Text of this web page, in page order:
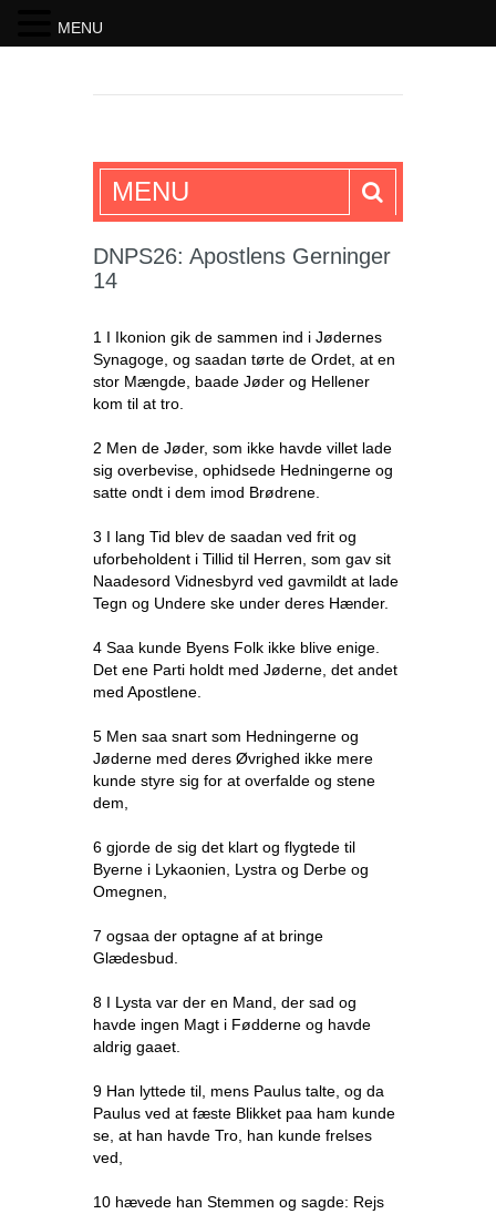
SKRIFTEN
MENU
DNPS26: Apostlens Gerninger
14
1 I Ikonion gik de sammen ind i Jødernes
Synagoge, og saadan tørte de Ordet, at en
stor Mængde, baade Jøder og Hellener
kom til at tro.
2 Men de Jøder, som ikke havde villet lade
sig overbevise, ophidsede Hedningerne og
satte ondt i dem imod Brødrene.
3 I lang Tid blev de saadan ved frit og
uforbeholdent i Tillid til Herren, som gav sit
Naadesord Vidnesbyrd ved gavmildt at lade
Tegn og Undere ske under deres Hænder.
4 Saa kunde Byens Folk ikke blive enige.
Det ene Parti holdt med Jøderne, det andet
med Apostlene.
5 Men saa snart som Hedningerne og
Jøderne med deres Øvrighed ikke mere
kunde styre sig for at overfalde og stene
dem,
6 gjorde de sig det klart og flygtede til
Byerne i Lykaonien, Lystra og Derbe og
Omegnen,
7 ogsaa der optagne af at bringe
Glædesbud.
8 I Lysta var der en Mand, der sad og
havde ingen Magt i Fødderne og havde
aldrig gaaet.
9 Han lyttede til, mens Paulus talte, og da
Paulus ved at fæste Blikket paa ham kunde
se, at han havde Tro, han kunde frelses
ved,
10 hævede han Stemmen og sagde: Rejs
MENU